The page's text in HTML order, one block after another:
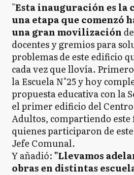
"Esta inauguración es la
una etapa que comenzó
una gran movilización
docentes y gremios para
problemas de este edificio
cada vez que llovía.
la Escuela N°25 y hoy
propuesta educativa con la
el primer edificio del Centro
Adultos, compartiendo este
quienes participaron de
Jefe Comunal.
Y añadió: "Llevamos
obras en distintas